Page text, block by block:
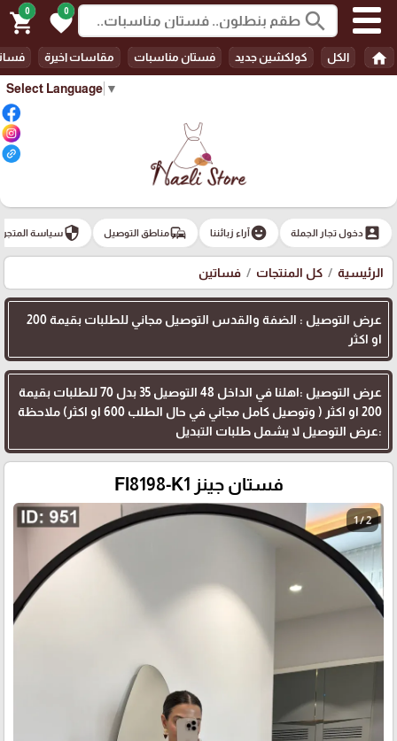
Select Language ▼
search
0
favorite
0
shopping_cart
home الكل كولكشين جديد فستان مناسبات مقاسات اخيرة
account_boxدخول تجار الجملة emoji_emotionsآراء زبائننا commuteمناطق التوصيل securityسياسة المتجر
الرئيسية كل المنتجات فساتين
عرض التوصيل : الضفة والقدس التوصيل مجاني للطلبات بقيمة 200
او اكثر
عرض التوصيل :اهلنا في الداخل 48 التوصيل 35 بدل 70 للطلبات بقيمة
200 او اكثر ( وتوصيل كامل مجاني في حال الطلب 600 او اكثر) ملاحظة
:عرض التوصيل لا يشمل طلبات التبديل
فستان جينز Fl8198-K1
1 / 2